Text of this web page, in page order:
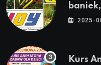
2025-
Kurs